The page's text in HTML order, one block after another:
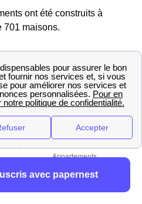
ont été construits à
701 maisons.
avec papernest